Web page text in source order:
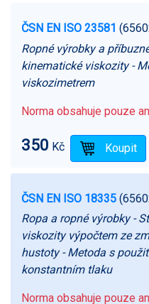
ČSN EN ISO 23581
Ropné výrobky a
kinematické viskozity -
viskozimetrem
Norma obsahuje pouze
350 Kč
ČSN EN ISO 18335
Ropa a ropné výrobky -
viskozity výpočtem ze
hustoty - Metoda s
konstantním tlaku
Norma obsahuje pouze